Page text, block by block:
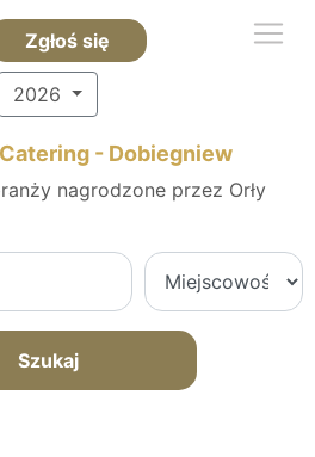
Zgłoś się
2026
- Dobiegniew
nagrodzone przez Orły
Szukaj